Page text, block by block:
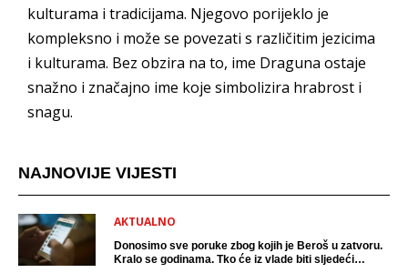
kulturama i tradicijama. Njegovo porijeklo je
kompleksno i može se povezati s različitim jezicima
i kulturama. Bez obzira na to, ime Draguna ostaje
snažno i značajno ime koje simbolizira hrabrost i
snagu.
NAJNOVIJE VIJESTI
AKTUALNO
Donosimo sve poruke zbog kojih je Beroš u zatvoru.
Kralo se godinama. Tko će iz vlade biti sljedeći